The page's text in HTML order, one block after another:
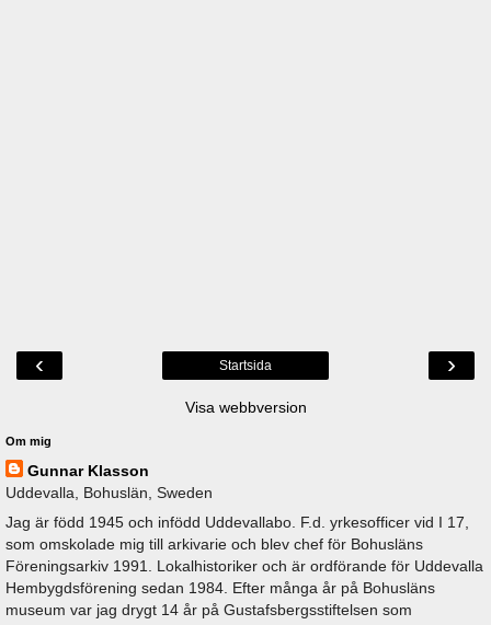
‹ ›
Startsida
Visa webbversion
Om mig
Gunnar Klasson
Uddevalla, Bohuslän, Sweden
Jag är född 1945 och infödd Uddevallabo. F.d. yrkesofficer vid I 17,
som omskolade mig till arkivarie och blev chef för Bohusläns
Föreningsarkiv 1991. Lokalhistoriker och är ordförande för Uddevalla
Hembygdsförening sedan 1984. Efter många år på Bohusläns
museum var jag drygt 14 år på Gustafsbergsstiftelsen som